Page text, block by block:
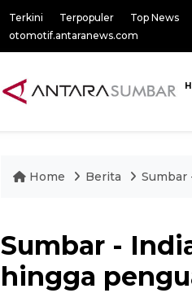
Terkini Terpopuler Top News
otomotif.antaranews.com
Home Berita Sumbar
Sumbar -
hingga